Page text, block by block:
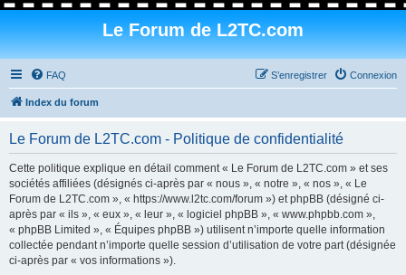
Le Forum de L2TC.com
FAQ Connexion
S’enregistrer
Index du forum
Le Forum de L2TC.com - Politique de confidentialité
Cette politique explique en détail comment « Le Forum de L2TC.com » et ses
sociétés affiliées (désignés ci-après par « nous », « notre », « nos », « Le
Forum de L2TC.com », « https://www.l2tc.com/forum ») et phpBB (désigné ci-
après par « ils », « eux », « leur », « logiciel phpBB », « www.phpbb.com »,
« phpBB Limited », « Équipes phpBB ») utilisent n’importe quelle information
collectée pendant n’importe quelle session d’utilisation de votre part (désignée
ci-après par « vos informations »).